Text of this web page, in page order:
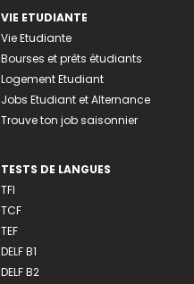
VIE ETUDIANTE
Vie Etudiante
Bourses et prêts étudiants
Logement Etudiant
Jobs Etudiant et Alternance
Trouve ton job saisonnier
TESTS DE LANGUES
TFI
TCF
TEF
DELF B1
DELF B2